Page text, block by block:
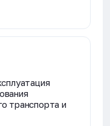
транспорта и